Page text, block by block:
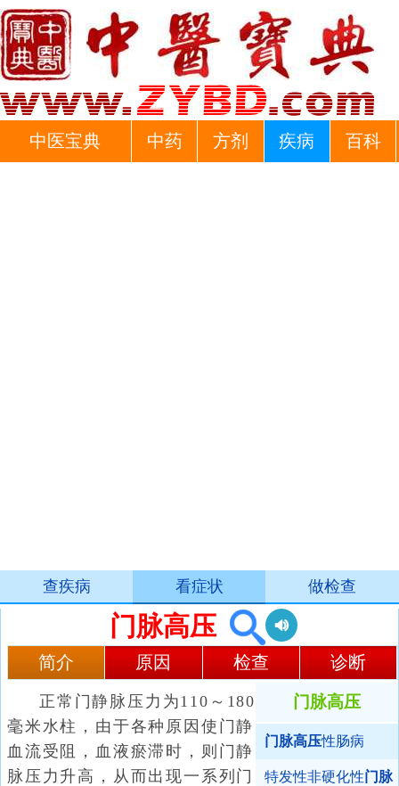
中医宝典 中药 方剂 疾病 百科
查疾病 看症状 做检查
门脉高压
简介 原因 检查 诊断
门脉高压
门脉高压性肠病
特发性非硬化性门脉
正常门静脉压力为110～180
毫米水柱，由于各种原因使门静
血流受阻，血液瘀滞时，则门静
脉压力升高，从而出现一系列门